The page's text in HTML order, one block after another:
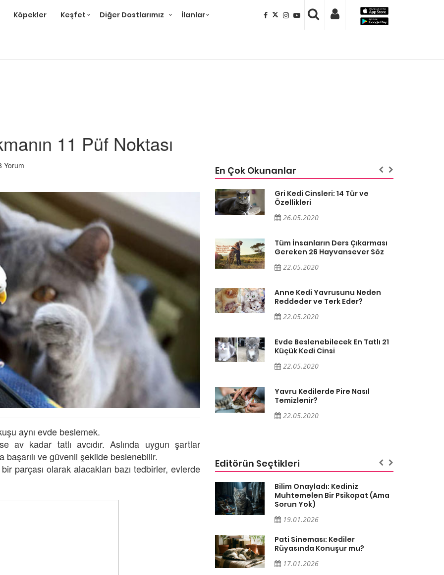
Köpekler Keşfet Diğer Dostlarımız İlanlar
11 Püf Noktası
Yorum
aynı evde beslemek.
kadar tatlı avcıdır. Aslında uygun şartlar
başarılı ve güvenli şekilde beslenebilir.
parçası olarak alacakları bazı tedbirler, evlerde
En Çok Okunanlar
ve
Söz
Tatlı 21
Gri Kedi Cinsleri: 14 Tür ve
Özellikleri
26.05.2020
Tüm İnsanların Ders Çıkarması
Gereken 26 Hayvansever Söz
22.05.2020
Anne Kedi Yavrusunu Neden
Reddeder ve Terk Eder?
22.05.2020
Evde Beslenebilecek En Tatlı 21
Küçük Kedi Cinsi
Yavru Kedilerde Pire Nasıl
Temizlenir?
Gri Kedi Cinsleri: 14 Tür ve
Özellikleri
26.05.2020
Tüm İnsanların Ders Çıkarması
Gereken 26 Hayvansever Söz
22.05.2020
Anne Kedi Yavrusunu Neden
Reddeder ve Terk Eder?
22.05.2020
Evde Beslenebilecek En Tatlı 21
Küçük Kedi Cinsi
22.05.2020
Yavru Kedilerde Pire Nasıl
Temizlenir?
22.05.2020
Editörün Seçtikleri
Bilim Onayladı: Kediniz
Muhtemelen Bir Psikopat (Ama
Sorun Yok)
19.01.2026
Pati Sineması: Kediler
Rüyasında Konuşur mu?
17.01.2026